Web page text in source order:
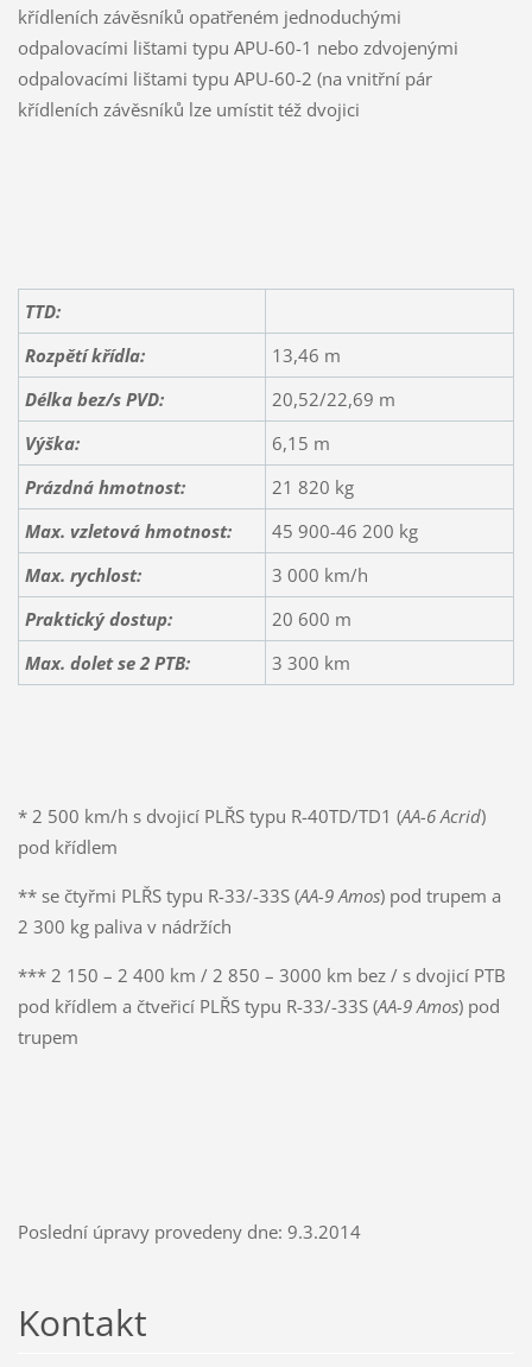
křídleních závěsníků opatřeném jednoduchými
odpalovacími lištami typu APU-60-1 nebo zdvojenými
odpalovacími lištami typu APU-60-2 (na vnitřní pár
křídleních závěsníků lze umístit též dvojici
TTD:
Rozpětí křídla:
13,46 m
Délka bez/s PVD:
20,52/22,69 m
Výška:
6,15 m
Prázdná hmotnost:
21 820 kg
Max. vzletová hmotnost:
45 900-46 200 kg
Max. rychlost:
3 000 km/h
Praktický dostup:
20 600 m
Max. dolet se 2 PTB:
3 300 km
* 2 500 km/h s dvojicí PLŘS typu R-40TD/TD1 (AA-6 Acrid)
pod křídlem
** se čtyřmi PLŘS typu R-33/-33S (AA-9 Amos) pod trupem a
2 300 kg paliva v nádržích
*** 2 150 – 2 400 km / 2 850 – 3000 km bez / s dvojicí PTB
pod křídlem a čtveřicí PLŘS typu R-33/-33S (AA-9 Amos) pod
trupem
Poslední úpravy provedeny dne: 9.3.2014
Kontakt